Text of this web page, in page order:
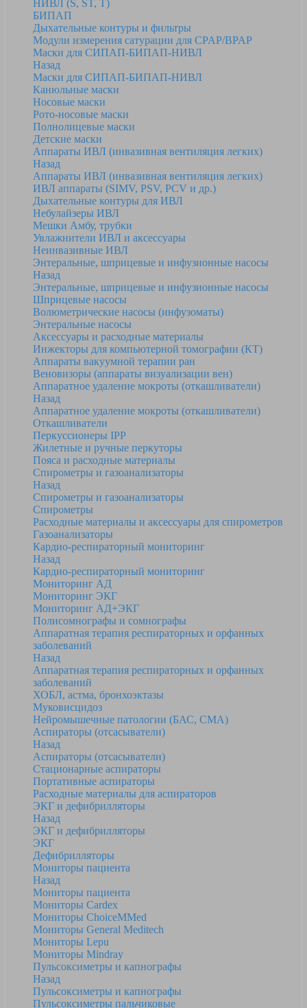
НИВЛ (S, ST, T)
БИПАП
Дыхательные контуры и фильтры
Модули измерения сатурации для CPAP/BPAP
Маски для СИПАП-БИПАП-НИВЛ
Назад
Маски для СИПАП-БИПАП-НИВЛ
Канюльные маски
Носовые маски
Рото-носовые маски
Полнолицевые маски
Детские маски
Аппараты ИВЛ (инвазивная вентиляция легких)
Назад
Аппараты ИВЛ (инвазивная вентиляция легких)
ИВЛ аппараты (SIMV, PSV, PCV и др.)
Дыхательные контуры для ИВЛ
Небулайзеры ИВЛ
Мешки Амбу, трубки
Увлажнители ИВЛ и аксессуары
Неинвазивные ИВЛ
Энтеральные, шприцевые и инфузионные насосы
Назад
Энтеральные, шприцевые и инфузионные насосы
Шприцевые насосы
Волюметрические насосы (инфузоматы)
Энтеральные насосы
Аксессуары и расходные материалы
Инжекторы для компьютерной томографии (КТ)
Аппараты вакуумной терапии ран
Веновизоры (аппараты визуализации вен)
Аппаратное удаление мокроты (откашливатели)
Назад
Аппаратное удаление мокроты (откашливатели)
Откашливатели
Перкуссионеры IPP
Жилетные и ручные перкуторы
Пояса и расходные материалы
Спирометры и газоанализаторы
Назад
Спирометры и газоанализаторы
Спирометры
Расходные материалы и аксессуары для спирометров
Газоанализаторы
Кардио-респираторный мониторинг
Назад
Кардио-респираторный мониторинг
Мониторинг АД
Мониторинг ЭКГ
Мониторинг АД+ЭКГ
Полисомнографы и сомнографы
Аппаратная терапия респираторных и орфанных
заболеваний
Назад
Аппаратная терапия респираторных и орфанных
заболеваний
ХОБЛ, астма, бронхоэктазы
Муковисцидоз
Нейромышечные патологии (БАС, СМА)
Аспираторы (отсасыватели)
Назад
Аспираторы (отсасыватели)
Стационарные аспираторы
Портативные аспираторы
Расходные материалы для аспираторов
ЭКГ и дефибрилляторы
Назад
ЭКГ и дефибрилляторы
ЭКГ
Дефибрилляторы
Мониторы пациента
Назад
Мониторы пациента
Мониторы Cardex
Мониторы ChoiceMMed
Мониторы General Meditech
Мониторы Lepu
Мониторы Mindray
Пульсоксиметры и капнографы
Назад
Пульсоксиметры и капнографы
Пульсоксиметры пальчиковые